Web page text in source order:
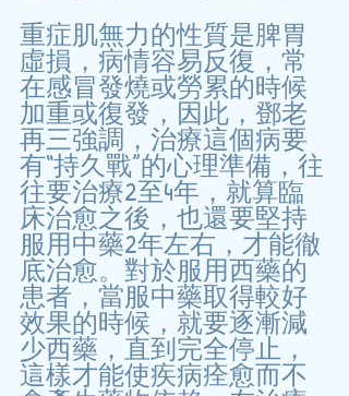
重症肌無力的性質是脾胃
虛損，病情容易反復，常
在感冒發燒或勞累的時候
加重或復發，因此，鄧老
再三強調，治療這個病要
有“持久戰”的心理準備，往
往要治療2至4年，就算臨
床治愈之後，也還要堅持
服用中藥2年左右，才能徹
底治愈。對於服用西藥的
患者，當服中藥取得較好
效果的時候，就要逐漸減
少西藥，直到完全停止，
這樣才能使疾病痊愈而不